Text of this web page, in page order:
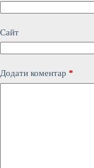
Сайт
Додати коментар *